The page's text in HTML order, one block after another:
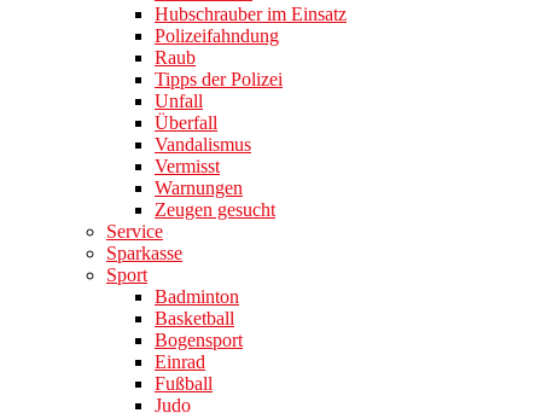
Hubschrauber im Einsatz
Polizeifahndung
Raub
Tipps der Polizei
Unfall
Überfall
Vandalismus
Vermisst
Warnungen
Zeugen gesucht
Service
Sparkasse
Sport
Badminton
Basketball
Bogensport
Einrad
Fußball
Judo